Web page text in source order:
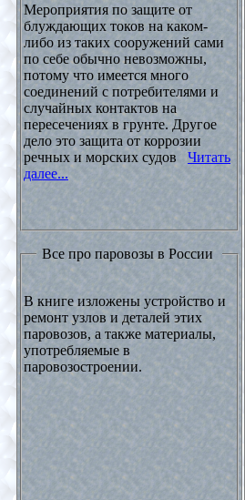
Мероприятия по защите от
блуждающих токов на каком-
либо из таких сооружений сами
по себе обычно невозможны,
потому что имеется много
соединений с потребителями и
случайных контактов на
пересечениях в грунте. Другое
дело это защита от коррозии
речных и морских судов Читать
далее...
Все про паровозы в России
В книге изложены устройство и
ремонт узлов и деталей этих
паровозов, а также материалы,
употребляемые в
паровозостроении.